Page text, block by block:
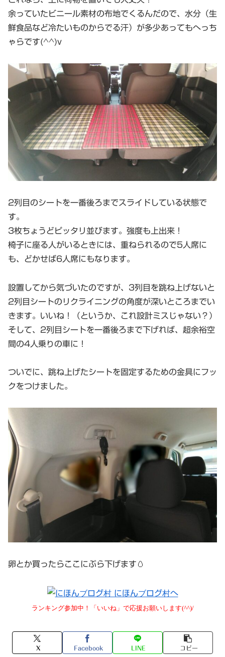
余っていたビニール素材の布地でくるんだので、水分（生
鮮食品など冷たいものからでる汗）が多少あってもへっち
ゃらです(^^)v
2列目のシートを一番後ろまでスライドしている状態で
す。
3枚ちょうどピッタリ並びます。強度も上出来！
椅子に座る人がいるときには、重ねられるので5人席に
も、どかせば6人席にもなります。
設置してから気づいたのですが、3列目を跳ね上げないと
2列目シートのリクライニングの角度が深いところまでい
きます。いいね！（というか、これ設計ミスじゃない？）
そして、2列目シートを一番後ろまで下げれば、超余裕空
間の4人乗りの車に！
ついでに、跳ね上げたシートを固定するための金具にフッ
クをつけました。
卵とか買ったらここにぶら下げます🥚
ランキング参加中！「いいね」で応援お願いします(^^)/
X Facebook LINE コピー